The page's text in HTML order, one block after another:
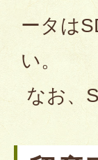
ータは
い。
なお、